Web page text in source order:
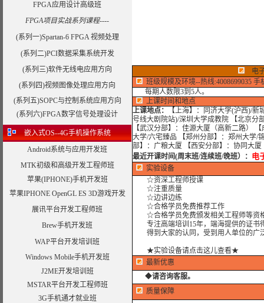
FPGA应用设计高级班
FPGA项目实战系列课程----
(系列一)Spartan-6 FPGA 视频处理
(系列二)PCI数据采集系统开发
(系列三)软件无线电应用方向
(系列四)视频图像处理应用方向
(系列五)SOPC与控制系统应用方向
(系列六)FPGA数字信号处理设计
嵌入式OS--4G手机操作系统
Android系统与应用开发班
MTK初级和高级开发工程师班
苹果(IPHONE)手机开发班
苹果IPHONE OpenGL ES 3D游戏开发
展讯平台开发工程师班
Brew手机开发班
WAP平台开发培训班
Windows Mobile手机开发班
J2ME开发培训班
MSTAR平台开发工程师班
3G手机通才就业班
电
班级规模及环境--热线:4008699035 手
每期人数限3到5人。
上课时间和地点
上课地点：
【上海】：同济大学(沪西)/
号线大剧院站)/深圳大学成教院 【北京分
【武汉分部】：佳源大厦（高新二路）
大学/六宅臻品 【郑州分部】：郑州大学/
部】：广粮大厦 【西安分部】：协同大厦
最近开课时间(周末班/连续班/晚班）
： 电
实验设备
☆资深工程师授课
☆注重质量
☆边讲边练
☆合格学员免费推荐工作
☆合格学员免费颁发相关工程师等资
专注高端培训15年，端海提供的证书
得到大家的认同，受到用人单位的广
★实验设备请点击这儿查看★
最新优惠
◆请咨询客服。
质量保障